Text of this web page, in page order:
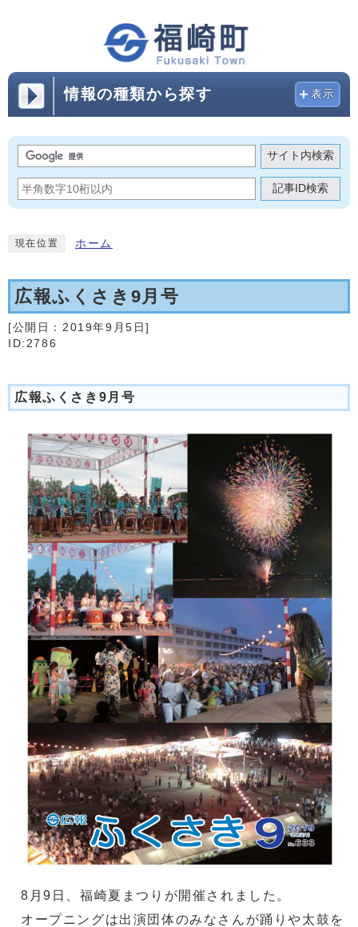
情報の種類から探す 表示
サイト内検索
記事ID検索
現在位置 ホーム
広報ふくさき9月号
[公開日： 2019年9月5日]
ID:2786
広報ふくさき9月号
8月9日、福崎夏まつりが開催されました。
オープニングは出演団体のみなさんが踊りや太鼓を